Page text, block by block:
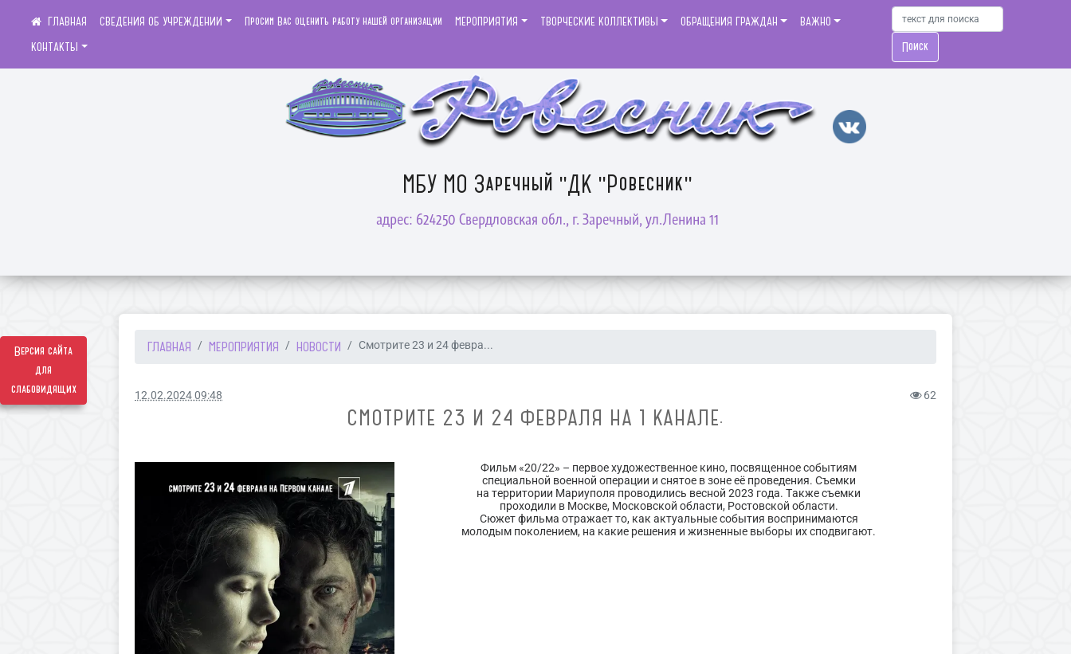
Версия сайта
для
слабовидящих
МБУ МО Заречный "ДК "Ровесник"
адрес: 624250 Свердловская обл., г. Заречный, ул.Ленина 11
СВЕДЕНИЯ ОБ УЧРЕЖДЕНИИ Просим Вас оценить работу нашей организации МЕРОПРИЯТИЯ ТВОРЧЕСКИЕ КОЛЛЕКТИВЫ ОБРАЩЕНИЯ ГРАЖДАН
ВАЖНО
КОНТАКТЫ
Поиск
ГЛАВНАЯ МЕРОПРИЯТИЯ НОВОСТИ Смотрите 23 и 24 февра...
12.02.2024 09:48 62
СМОТРИТЕ 23 И 24 ФЕВРАЛЯ НА 1 КАНАЛЕ.
Фильм «20/22» – первое художественное кино, посвященное событиям
специальной военной операции и снятое в зоне её проведения. Съемки
на территории Мариуполя проводились весной 2023 года. Также съемки
проходили в Москве, Московской области, Ростовской области.
Сюжет фильма отражает то, как актуальные события воспринимаются
молодым поколением, на какие решения и жизненные выборы их сподвигают.